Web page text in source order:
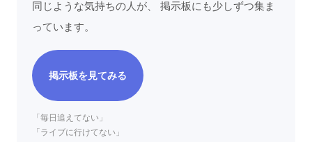
同じような気持ちの人が、 掲示板にも少しずつ集ま
っています。
掲示板を見てみる
「毎日追えてない」
「ライブに行けてない」